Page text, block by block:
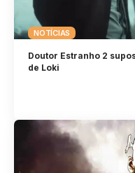
NOTÍCIAS
Doutor Estranho 2
de Loki